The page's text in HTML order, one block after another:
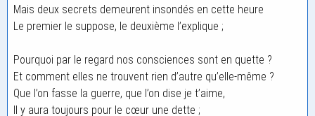
Mais deux secrets demeurent insondés en cette heure
Le premier le suppose, le deuxième l’explique ;
Pourquoi par le regard nos consciences sont en quette ?
Et comment elles ne trouvent rien d’autre qu’elle-même ?
Que l’on fasse la guerre, que l’on dise je t’aime,
Il y aura toujours pour le cœur une dette ;